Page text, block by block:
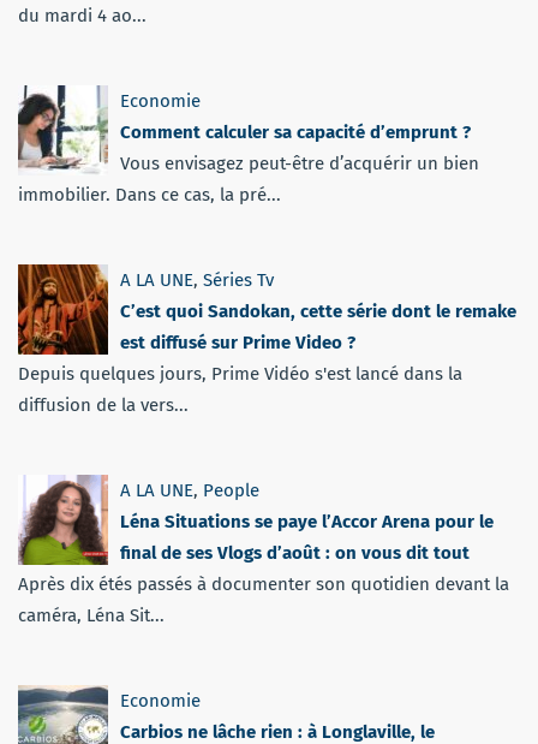
du mardi 4 ao...
Economie
Comment calculer sa capacité d’emprunt ?
Vous envisagez peut-être d’acquérir un bien
immobilier. Dans ce cas, la pré...
A LA UNE, Séries Tv
C’est quoi Sandokan, cette série dont le remake
est diffusé sur Prime Video ?
Depuis quelques jours, Prime Vidéo s'est lancé dans la
diffusion de la vers...
A LA UNE, People
Léna Situations se paye l’Accor Arena pour le
final de ses Vlogs d’août : on vous dit tout
Après dix étés passés à documenter son quotidien devant la
caméra, Léna Sit...
Economie
Carbios ne lâche rien : à Longlaville, le